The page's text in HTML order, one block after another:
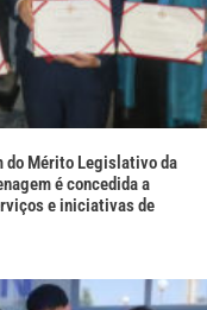
do Mérito Legislativo da
é concedida a
e iniciativas de